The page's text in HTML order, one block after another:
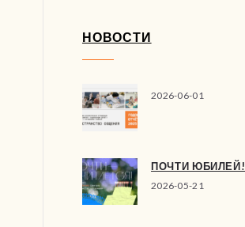
НОВОСТИ
2026-06-01
ПОЧТИ ЮБИЛЕЙ!
2026-05-21